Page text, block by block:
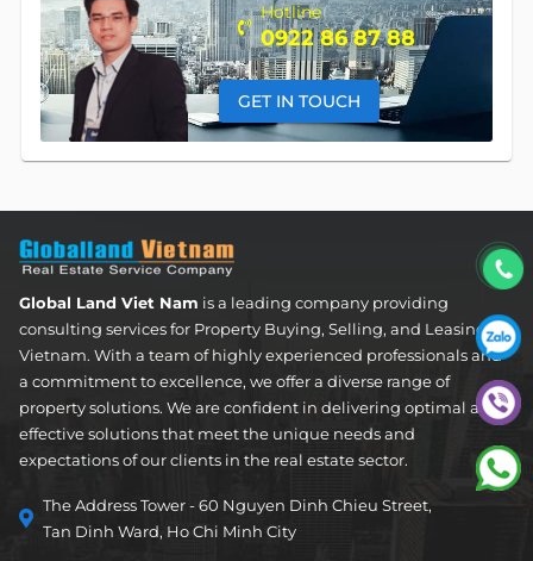
Hotline
0922 86 87 88
GET IN TOUCH
Global Land Viet Nam is a leading company providing
consulting services for Property Buying, Selling, and Leasing in
Vietnam. With a team of highly experienced professionals and
a commitment to excellence, we offer a diverse range of
property solutions. We are confident in delivering optimal and
effective solutions that meet the unique needs and
expectations of our clients in the real estate sector.
The Address Tower - 60 Nguyen Dinh Chieu Street,
Tan Dinh Ward, Ho Chi Minh City